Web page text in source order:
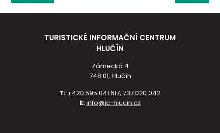
TURISTICKÉ INFORMAČNÍ CENTRUM
HLUČÍN
Zámecká 4
748 01, Hlučín
T: +420 595 041 617, 737 020 042
E:info@ic-hlucin.cz